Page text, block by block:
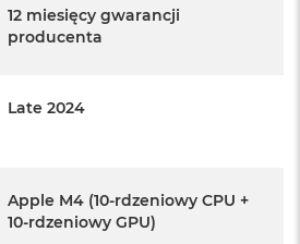
operacyjny macOS w języku
menu
Touch ID i polem numerycznym
12 miesięcy gwarancji
producenta
Late 2024
Apple M4 (10-rdzeniowy CPU +
10-rdzeniowy GPU)